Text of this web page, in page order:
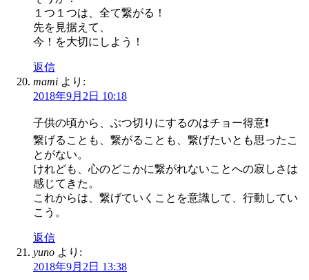
１つ１つは、全て繋がる！
先を見据えて、
今！を大切にしよう！
返信
mami より:
2018年9月2日 10:18
子供の頃から、ぶつ切りにするのはチョー得意❗
繋げることも、繋がることも、繋げたいとも思ったこ
とがない。
けれども、心のどこかに繋がれないことへの寂しさは
感じてきた。
これからは、繋げていくことを意識して、行動してい
こう。
返信
yuno より:
2018年9月2日 13:38